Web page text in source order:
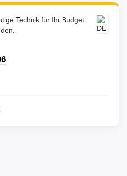
Technik für Ihr Budget